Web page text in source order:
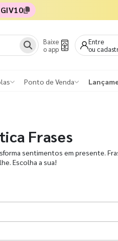
Baixe
o app
Entre
ou
Ponto de Venda
Frases
sentimentos em presente.
Escolha a sua!